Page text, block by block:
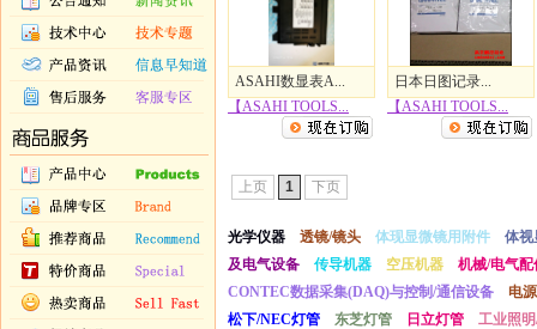
ASAHI数显表A...
【ASAHI TOOLS...
日本日图记录...
【ASAHI TOOLS...
上页 1 下页
光学仪器 透镜/镜头 体现显微镜用附件
体视
及电气设备
传导机器 空压机器
机械/电气配
CONTEC数据采集(DAQ)与控制/通信设备
电
松下/NEC灯管
东芝灯管 日立灯管
工业照